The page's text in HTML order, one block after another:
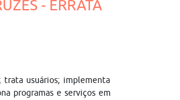
- ERRATA
trata usuários; implementa
programas e serviços em